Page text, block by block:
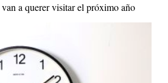
a querer visitar el próximo año